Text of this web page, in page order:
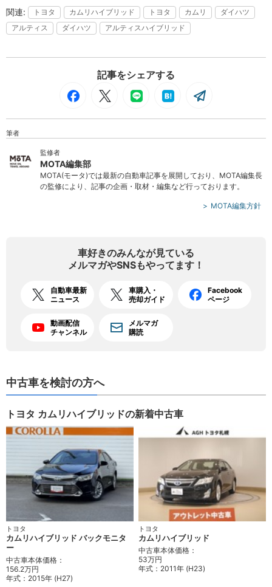
トヨタ カムリハイブリッド トヨタ カムリ
ダイハツ
アルティス
ダイハツ アルティスハイブリッド
記事をシェアする
筆者
監修者
MOTA編集部
MOTA(モータ)では最新の自動車記事を展開しており、MOTA編集長
の監修により、記事の企画・取材・編集など行っております。
MOTA編集方針
車好きのみんなが見ている
メルマガやSNSもやってます！
自動車最新
ニュース
車購入・
売却ガイド
Facebook
ページ
動画配信
チャンネル
メルマガ
購読
中古車を検討の方へ
トヨタ カムリハイブリッドの新着中古車
トヨタ
カムリハイブリッド バックモニタ
ー
中古車本体価格：
156.2万円
年式： 2015年 (H27)
トヨタ
カムリハイブリッド
中古車本体価格：
53万円
年式： 2011年 (H23)